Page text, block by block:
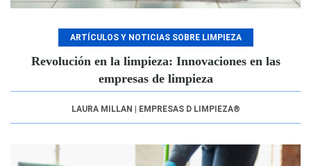
ARTÍCULOS Y NOTICIAS SOBRE LIMPIEZA
Revolución en la limpieza: Innovaciones en las
empresas de limpieza
LAURA MILLAN | EMPRESAS D LIMPIEZA®